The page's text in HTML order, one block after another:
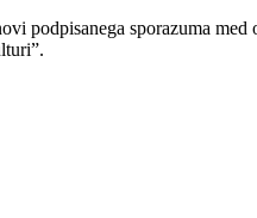
podpisanega sporazuma med